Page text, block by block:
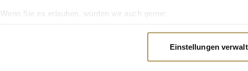
Wenn Sie es erlauben, würden wir auch gerne:
Erfahren Sie mehr darüber, wie Ihre persönlichen Daten verarbeitet
Einstellungen